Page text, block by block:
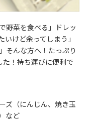
野菜を食べる」ドレッ
けど余ってしまう」
そんな方へ！たっぷり
！持ち運びに便利で
ズ（にんじん、焼き玉
など